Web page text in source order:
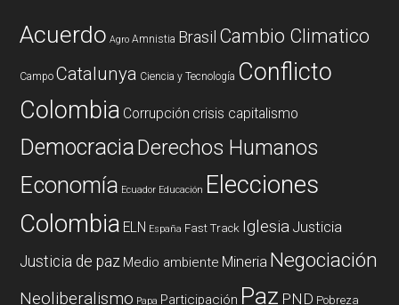
Acuerdo Agro Amnistia Brasil Cambio Climatico
Campo Catalunya Ciencia y Tecnología Conflicto
Colombia Corrupción crisis capitalismo
DemocraciaDerechos Humanos
Economía Ecuador Educación Elecciones
Colombia ELN España Fast Track Iglesia Justicia
Justicia de paz Medio ambiente Mineria Negociación
Neoliberalismo Papa Participación Paz PND Pobreza